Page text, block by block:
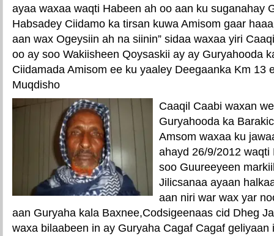
ayaa waxaa waqti Habeen ah oo aan ku suganahay
Habsadey Ciidamo ka tirsan kuwa Amisom gaar
aan wax Ogeysiin ah na siinin” sidaa waxaa yiri
oo ay soo Wakiisheen Qoysaskii ay ay Guryahooda
Ciidamada Amisom ee ku yaaley Deegaanka Km 13
Muqdisho
Caaqil Caabi waxan
Guryahooda ka
Amsom waxaa ku
ahayd 26/9/2012
soo Guureeyeen
Jilicsanaa ayaan
aan niri war wax yar
aan Guryaha kala Baxnee,Codsigeenaas cid Dheg
waxa bilaabeen in ay Guryaha Cagaf Cagaf geliyaan